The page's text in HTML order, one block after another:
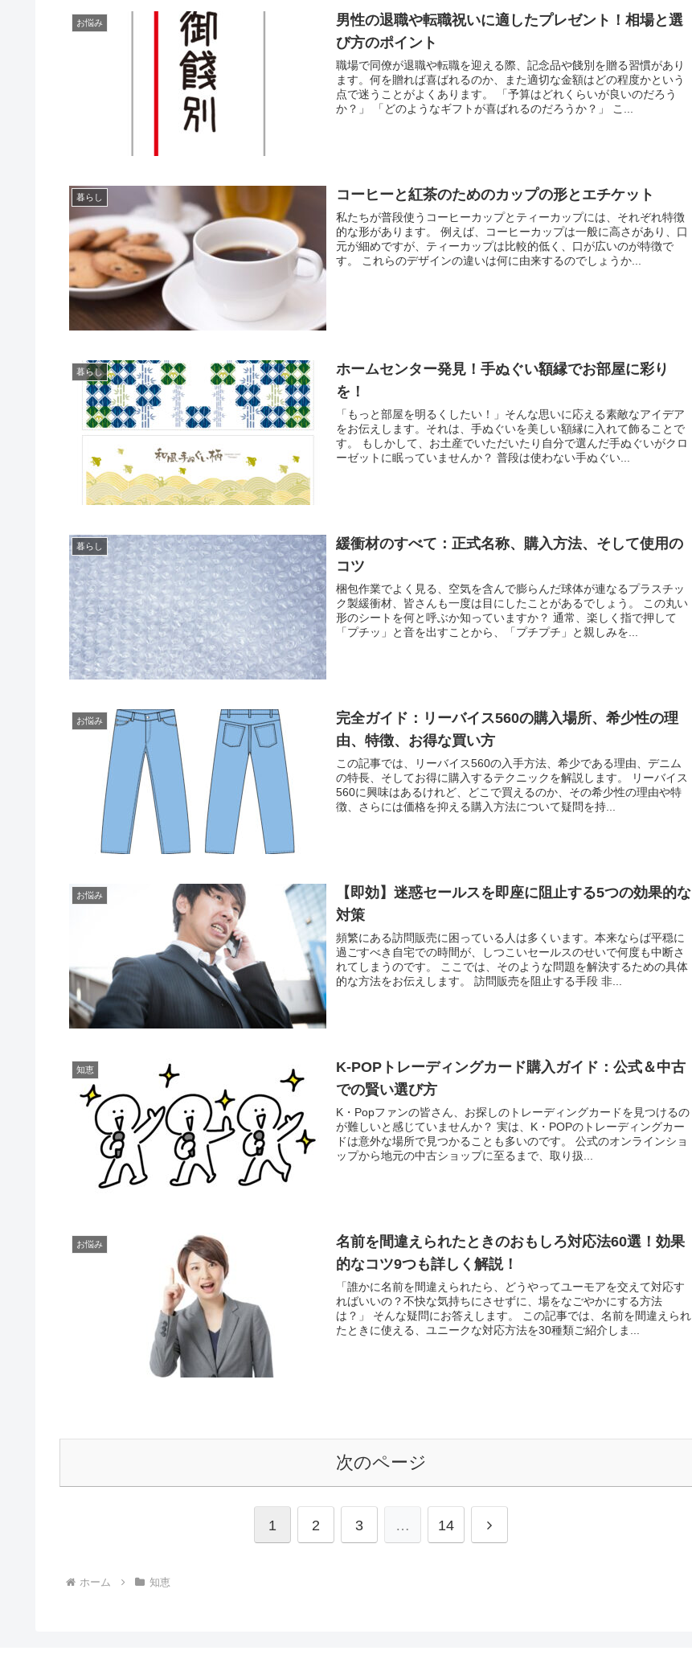
お悩み
男性の退職や転職祝いに適したプレゼント！相場と選
び方のポイント
職場で同僚が退職や転職を迎える際、記念品や餞別を贈る習慣があり
ます。何を贈れば喜ばれるのか、また適切な金額はどの程度かという
点で迷うことがよくあります。 「予算はどれくらいが良いのだろう
か？」 「どのようなギフトが喜ばれるのだろうか？」 こ...
暮らし コーヒーと紅茶のためのカップの形とエチケット
私たちが普段使うコーヒーカップとティーカップには、それぞれ特徴
的な形があります。 例えば、コーヒーカップは一般に高さがあり、口
元が細めですが、ティーカップは比較的低く、口が広いのが特徴で
す。 これらのデザインの違いは何に由来するのでしょうか...
暮らし
ホームセンター発見！手ぬぐい額縁でお部屋に彩り
を！
「もっと部屋を明るくしたい！」そんな思いに応える素敵なアイデア
をお伝えします。それは、手ぬぐいを美しい額縁に入れて飾ることで
す。 もしかして、お土産でいただいたり自分で選んだ手ぬぐいがクロ
ーゼットに眠っていませんか？ 普段は使わない手ぬぐい...
暮らし
緩衝材のすべて：正式名称、購入方法、そして使用の
コツ
梱包作業でよく見る、空気を含んで膨らんだ球体が連なるプラスチッ
ク製緩衝材、皆さんも一度は目にしたことがあるでしょう。 この丸い
形のシートを何と呼ぶか知っていますか？ 通常、楽しく指で押して
「プチッ」と音を出すことから、「プチプチ」と親しみを...
お悩み
完全ガイド：リーバイス560の購入場所、希少性の理
由、特徴、お得な買い方
この記事では、リーバイス560の入手方法、希少である理由、デニム
の特長、そしてお得に購入するテクニックを解説します。 リーバイス
560に興味はあるけれど、どこで買えるのか、その希少性の理由や特
徴、さらには価格を抑える購入方法について疑問を持...
お悩み
【即効】迷惑セールスを即座に阻止する5つの効果的な
対策
頻繁にある訪問販売に困っている人は多くいます。本来ならば平穏に
過ごすべき自宅での時間が、しつこいセールスのせいで何度も中断さ
れてしまうのです。 ここでは、そのような問題を解決するための具体
的な方法をお伝えします。 訪問販売を阻止する手段 非...
知恵
K-POPトレーディングカード購入ガイド：公式＆中古
での賢い選び方
K・Popファンの皆さん、お探しのトレーディングカードを見つけるの
が難しいと感じていませんか？ 実は、K・POPのトレーディングカー
ドは意外な場所で見つかることも多いのです。 公式のオンラインショ
ップから地元の中古ショップに至るまで、取り扱...
お悩み
名前を間違えられたときのおもしろ対応法60選！効果
的なコツ9つも詳しく解説！
「誰かに名前を間違えられたら、どうやってユーモアを交えて対応す
ればいいの？不快な気持ちにさせずに、場をなごやかにする方法
は？」 そんな疑問にお答えします。 この記事では、名前を間違えられ
たときに使える、ユニークな対応方法を30種類ご紹介しま...
次のページ
1 2 3 … 14 次
ホーム 知恵